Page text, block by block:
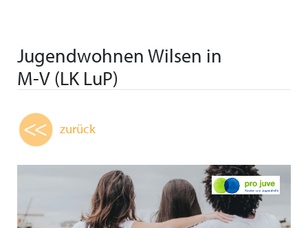
Jugendwohnen Wilsen in
M-V (LK LuP)
zurück